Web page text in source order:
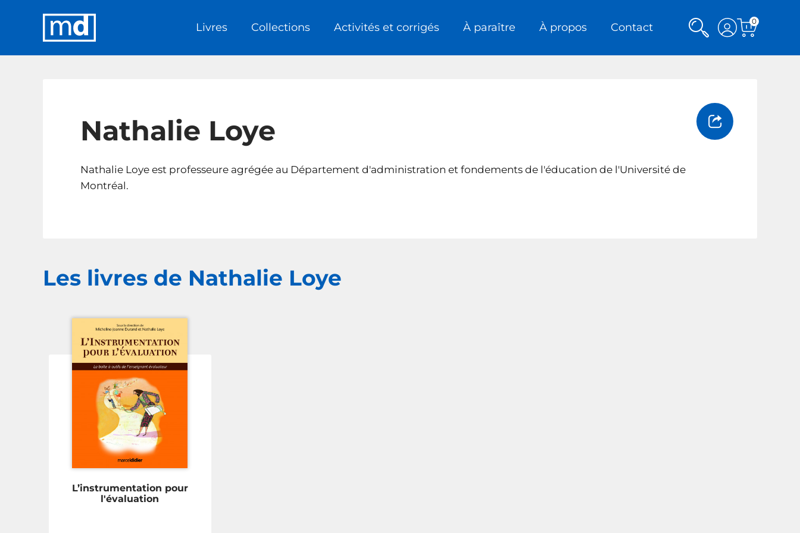
Livres Collections Activités et corrigés À paraître À propos Contact Rechercher
Voir
mon
compte
Voir
0
Partager
Nathalie Loye
Nathalie Loye est professeure agrégée au Département d'administration et fondements de l'éducation de l'Université de
Montréal.
Les livres de Nathalie Loye
L’instrumentation pour
l'évaluation